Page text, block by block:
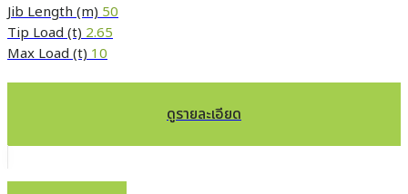
Jib Length (m)50
Tip Load (t)2.65
Max Load (t)10
ดูรายละเอียด